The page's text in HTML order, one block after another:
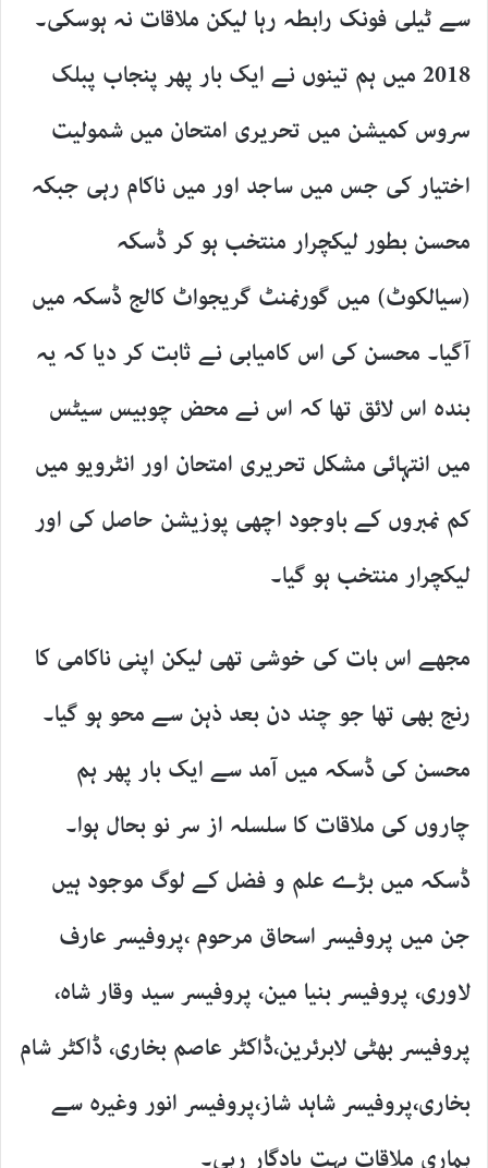
سے ٹیلی فونک رابطہ رہا لیکن ملاقات نہ ہوسکی۔
2018 میں ہم تینوں نے ایک بار پھر پنجاب پبلک
سروس کمیشن میں تحریری امتحان میں شمولیت
اختیار کی جس میں ساجد اور میں ناکام رہی جبکہ
محسن بطور لیکچرار منتخب ہو کر ڈسکہ
(سیالکوٹ) میں گورنمنٹ گریجواٹ کالج ڈسکہ میں
آگیا۔ محسن کی اس کامیابی نے ثابت کر دیا کہ یہ
بندہ اس لائق تھا کہ اس نے محض چوبیس سیٹس
میں انتہائی مشکل تحریری امتحان اور انٹرویو میں
کم نمبروں کے باوجود اچھی پوزیشن حاصل کی اور
لیکچرار منتخب ہو گیا۔
مجھے اس بات کی خوشی تھی لیکن اپنی ناکامی کا
رنج بھی تھا جو چند دن بعد ذہن سے محو ہو گیا۔
محسن کی ڈسکہ میں آمد سے ایک بار پھر ہم
چاروں کی ملاقات کا سلسلہ از سر نو بحال ہوا۔
ڈسکہ میں بڑے علم و فضل کے لوگ موجود ہیں
جن میں پروفیسر اسحاق مرحوم ،پروفیسر عارف
لاوری، پروفیسر بنیا مین، پروفیسر سید وقار شاہ،
پروفیسر بھٹی لابرئرین،ڈاکٹر عاصم بخاری، ڈاکٹر شام
بخاری،پروفیسر شاہد شاز،پروفیسر انور وغیرہ سے
ہماری ملاقات بہت یادگار رہی۔